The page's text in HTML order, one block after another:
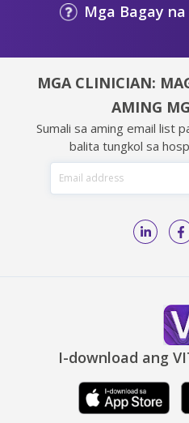
Mga Bagay
MGA CLINICIAN:
AMING
Sumali sa aming email list
balita tungkol sa
I-download ang